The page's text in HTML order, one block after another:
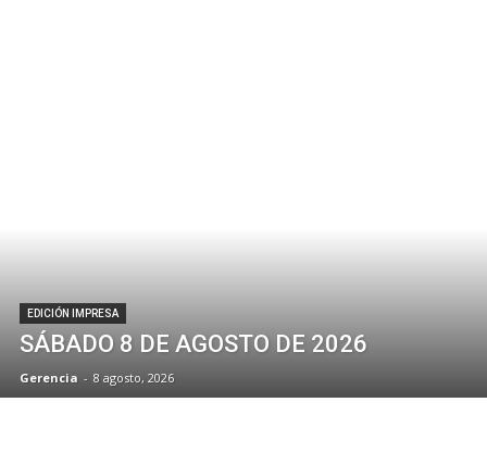
EDICIÓN IMPRESA
SÁBADO 8 DE AGOSTO DE 2026
Gerencia - 8 agosto, 2026